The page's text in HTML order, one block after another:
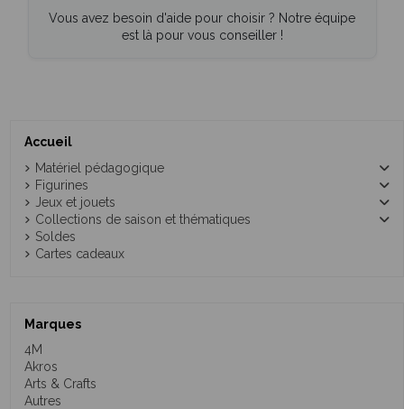
Vous avez besoin d'aide pour choisir ? Notre équipe
est là pour vous conseiller !
Accueil
Matériel pédagogique
Figurines
Jeux et jouets
Collections de saison et thématiques
Soldes
Cartes cadeaux
Marques
4M
Akros
Arts & Crafts
Autres